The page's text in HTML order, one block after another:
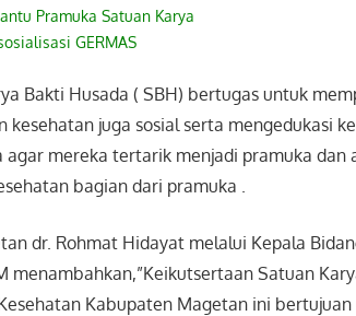
Pramuka Satuan Karya
GERMAS
Bakti Husada ( SBH) bertugas untuk
kesehatan juga sosial serta mengedukasi
agar mereka tertarik menjadi pramuka dan
bagian dari pramuka .
dr. Rohmat Hidayat melalui Kepala
menambahkan,”Keikutsertaan Satuan
Kabupaten Magetan ini